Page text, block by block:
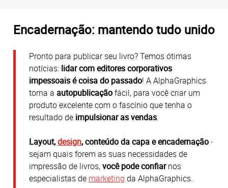
Encadernação: mantendo tudo unido
Pronto para publicar seu livro? Temos ótimas
notícias: lidar com editores corporativos
impessoais é coisa do passado! A AlphaGraphics
torna a autopublicaçãofácil, para você criar um
produto excelente com o fascínio que tenha o
resultado de impulsionar as vendas.
Layout,design, conteúdo da capa e encadernação‒
sejam quais forem as suas necessidades de
impressão de livros,você pode confiarnos
especialistas de marketing da AlphaGraphics.